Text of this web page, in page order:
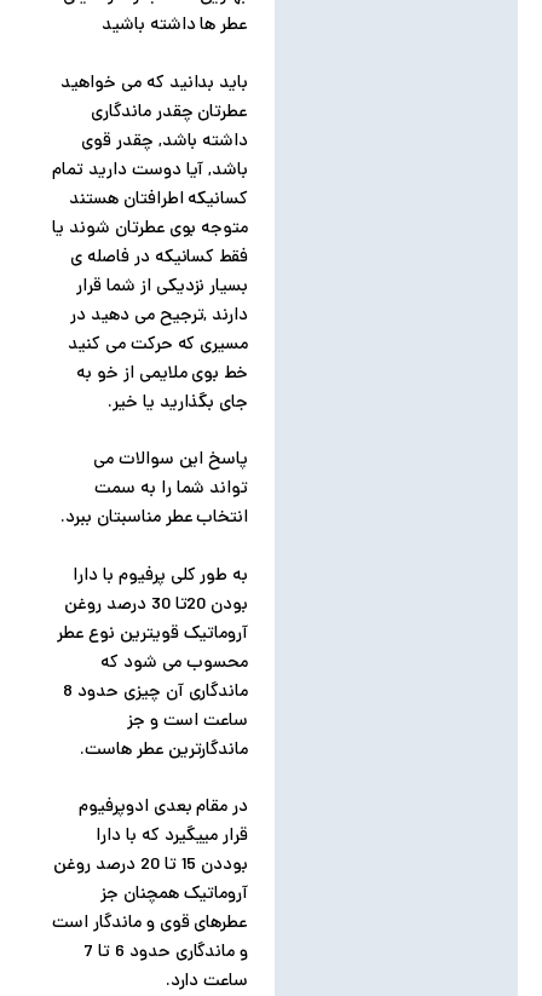
عطر ها داشته باشید
باید بدانید که می خواهید
عطرتان چقدر ماندگاری
داشته باشد, چقدر قوی
باشد, آیا دوست دارید تمام
کسانیکه اطرافتان هستند
متوجه بوی عطرتان شوند یا
فقط کسانیکه در فاصله ی
بسیار نزدیکی از شما قرار
دارند ,ترجیح می دهید در
مسیری که حرکت می کنید
خط بوی ملایمی از خو به
جای بگذارید یا خیر.
پاسخ این سوالات می
تواند شما را به سمت
انتخاب عطر مناسبتان ببرد.
به طور کلی پرفیوم با دارا
بودن 20تا 30 درصد روغن
آروماتیک قویترین نوع عطر
محسوب می شود که
ماندگاری آن چیزی حدود 8
ساعت است و جز
ماندگارترین عطر هاست.
در مقام بعدی ادوپرفیوم
قرار مییگیرد که با دارا
بوددن 15 تا 20 درصد روغن
آروماتیک همچنان جز
عطرهای قوی و ماندگار است
و ماندگاری حدود 6 تا 7
ساعت دارد.